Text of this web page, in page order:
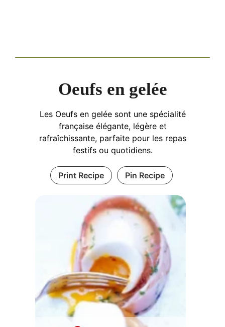
Oeufs en gelée
Les Oeufs en gelée sont une spécialité
française élégante, légère et
rafraîchissante, parfaite pour les repas
festifs ou quotidiens.
Print Recipe Pin Recipe